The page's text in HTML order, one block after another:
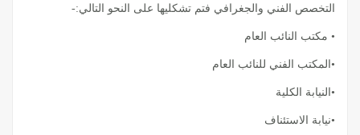
التخصص الفني والجغرافي فتم تشكليها على النحو التالي:-
• مكتب النائب العام
•المكتب الفني للنائب العام
•النيابة الكلية
•نيابة الاستئناف